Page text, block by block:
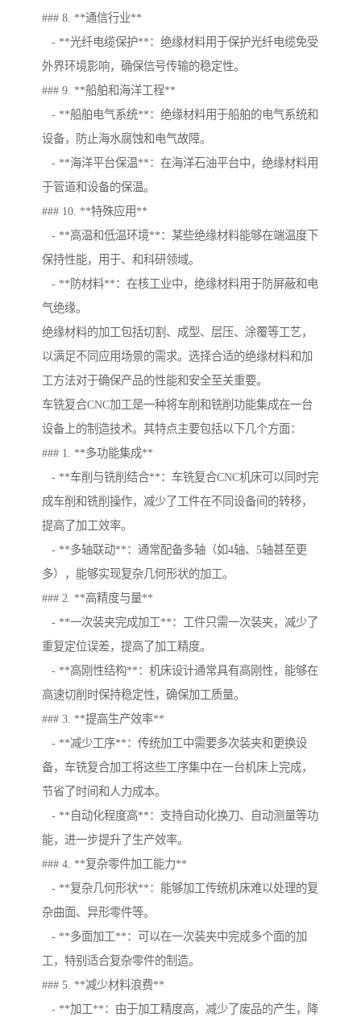
### 8. **通信行业**
- **光纤电缆保护**：绝缘材料用于保护光纤电缆免受
外界环境影响，确保信号传输的稳定性。
### 9. **船舶和海洋工程**
- **船舶电气系统**：绝缘材料用于船舶的电气系统和
设备，防止海水腐蚀和电气故障。
- **海洋平台保温**：在海洋石油平台中，绝缘材料用
于管道和设备的保温。
### 10. **特殊应用**
- **高温和低温环境**：某些绝缘材料能够在端温度下
保持性能，用于、和科研领域。
- **防材料**：在核工业中，绝缘材料用于防屏蔽和电
气绝缘。
绝缘材料的加工包括切割、成型、层压、涂覆等工艺，
以满足不同应用场景的需求。选择合适的绝缘材料和加
工方法对于确保产品的性能和安全至关重要。
车铣复合CNC加工是一种将车削和铣削功能集成在一台
设备上的制造技术。其特点主要包括以下几个方面：
### 1. **多功能集成**
- **车削与铣削结合**：车铣复合CNC机床可以同时完
成车削和铣削操作，减少了工件在不同设备间的转移，
提高了加工效率。
- **多轴联动**：通常配备多轴（如4轴、5轴甚至更
多），能够实现复杂几何形状的加工。
### 2. **高精度与量**
- **一次装夹完成加工**：工件只需一次装夹，减少了
重复定位误差，提高了加工精度。
- **高刚性结构**：机床设计通常具有高刚性，能够在
高速切削时保持稳定性，确保加工质量。
### 3. **提高生产效率**
- **减少工序**：传统加工中需要多次装夹和更换设
备，车铣复合加工将这些工序集中在一台机床上完成，
节省了时间和人力成本。
- **自动化程度高**：支持自动化换刀、自动测量等功
能，进一步提升了生产效率。
### 4. **复杂零件加工能力**
- **复杂几何形状**：能够加工传统机床难以处理的复
杂曲面、异形零件等。
- **多面加工**：可以在一次装夹中完成多个面的加
工，特别适合复杂零件的制造。
### 5. **减少材料浪费**
- **加工**：由于加工精度高，减少了废品的产生，降